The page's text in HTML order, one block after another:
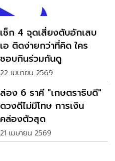
เช็ก 4 จุดเสี่ยงตับอักเสบ
เอ ติดง่ายกว่าที่คิด ใคร
ชอบกินร่วมกันดู
22 เมษายน 2569
ส่อง 6 ราศี "เกษตราธิบดี"
ดวงดีไม่มีโทษ การเงิน
คล่องตัวสุด
21 เมษายน 2569